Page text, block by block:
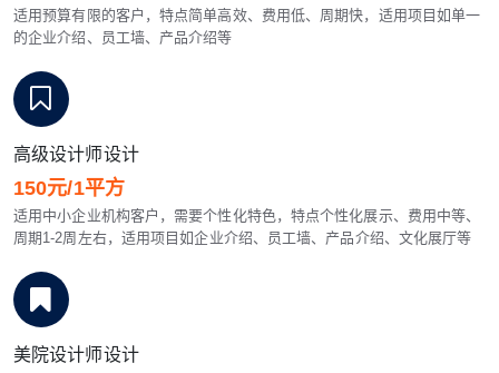
适用预算有限的客户，特点简单高效、费用低、周期快，适用项目如单一
的企业介绍、员工墙、产品介绍等
高级设计师设计
150元/1平方
适用中小企业机构客户，需要个性化特色，特点个性化展示、费用中等、
周期1-2周左右，适用项目如企业介绍、员工墙、产品介绍、文化展厅等
美院设计师设计